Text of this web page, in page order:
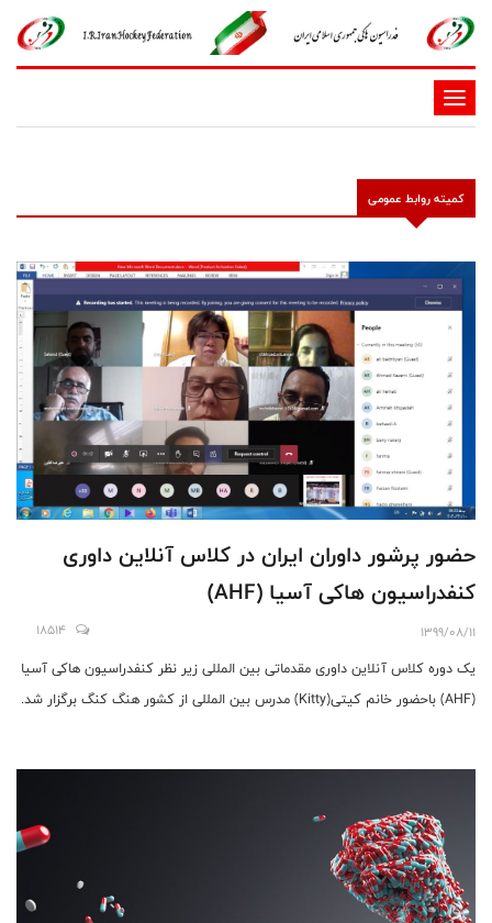
-
-
-
-
کمیته روابط عمومی
حضور پرشور داوران ایران در کلاس آنلاین داوری
کنفدراسیون هاکی آسیا (AHF)
1399/08/11
18514
یک دوره کلاس آنلاین داوری مقدماتی بین المللی زیر نظر کنفدراسیون هاکی آسیا
(AHF) باحضور خانم کیتی(Kitty) مدرس بین المللی از کشور هنگ کنگ برگزار شد.